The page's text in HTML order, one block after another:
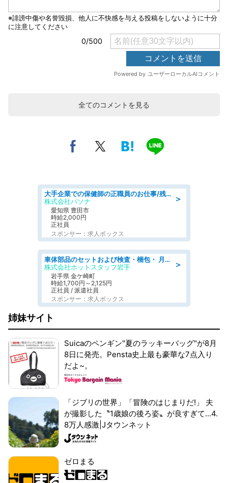
全てのコメントを見る
＞
大手企業での保健師の正職員のお仕事/残業なし/要資格:保健師
株式会社パソナ
愛知県 豊田市
時給2,000円
正社員
スポンサー：求人ボックス
＞
車体部品のセットおよび検査・梱包・ 月収32万可!自動車部品の組付け・検査 家賃補助あり 長期安定/日払いOK
株式会社ホットスタッフ岩手
岩手県 金ケ崎町
時給1,700円～2,125円
正社員 / 派遣社員
スポンサー：求人ボックス
姉妹サイト
Suicaのペンギン"夏のラッキーバッグ"が8月
8日に発売。Pensta史上最も豪華な7点入り
だよ~。
「ジブリの世界」「冒険のはじまりだ!」 夫
が撮影した〝1歳娘の後ろ姿〟が良すぎて...4.
8万人感激|Jタウンネット
ゼロまる